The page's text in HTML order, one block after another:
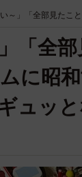
い～」「全部見たこ
「全
に昭
ュッと